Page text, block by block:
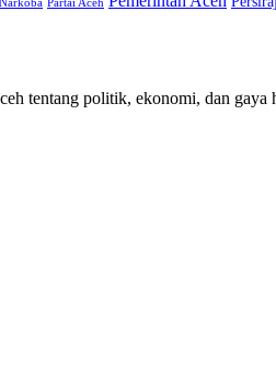
Narkoba Partai Aceh
tentang politik, ekonomi, dan